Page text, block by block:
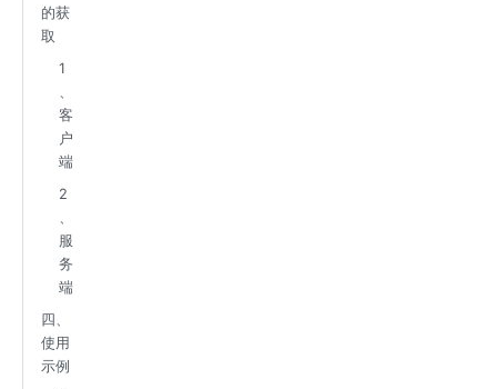
的获
取
1
、
客
户
端
2
、
服
务
端
四、
使用
示例